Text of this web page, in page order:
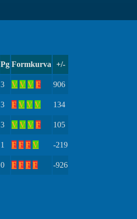
Pg Formkurva +/-
3 V V V F 906
3 F V V V 134
3 V V V F 105
1 F F F V -219
0 F F F F -926